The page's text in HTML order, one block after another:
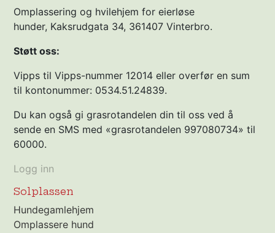
Omplassering og hvilehjem for eierløse
hunder, Kaksrudgata 34, 361407 Vinterbro.
Støtt oss:
Vipps til Vipps-nummer 12014 eller overfør en sum
til kontonummer: 0534.51.24839.
Du kan også gi grasrotandelen din til oss ved å
sende en SMS med «grasrotandelen 997080734» til
60000.
Logg inn
Solplassen
Hundegamlehjem
Omplassere hund